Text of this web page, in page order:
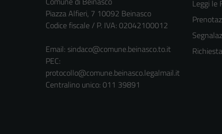
Piazza Alfieri, 7 10092 Beinasco
Codice fiscale / P. IVA: 02042100012
Email: sindaco@comune.beinasco.to.it
PEC:
protocollo@comune.beinasco.legalmail.it
Centralino unico: 011 39891
Leggi le